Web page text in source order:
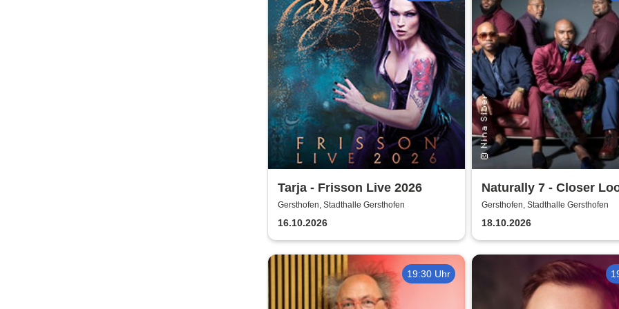
Tarja - Frisson Live 2026
Gersthofen, Stadthalle Gersthofen
16.10.2026
Naturally 7 - Closer
Years of Naturally 7
Gersthofen, Stadthalle Gersthofen
18.10.2026
19:30 Uhr